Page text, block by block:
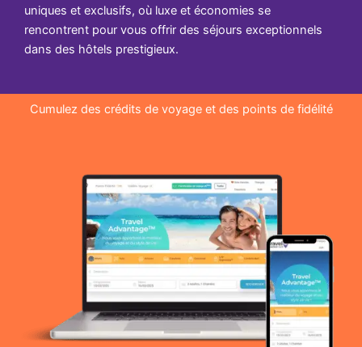
uniques et exclusifs, où luxe et économies se
rencontrent pour vous offrir des séjours exceptionnels
dans des hôtels prestigieux.
Cumulez des crédits de voyage et des points de fidélité